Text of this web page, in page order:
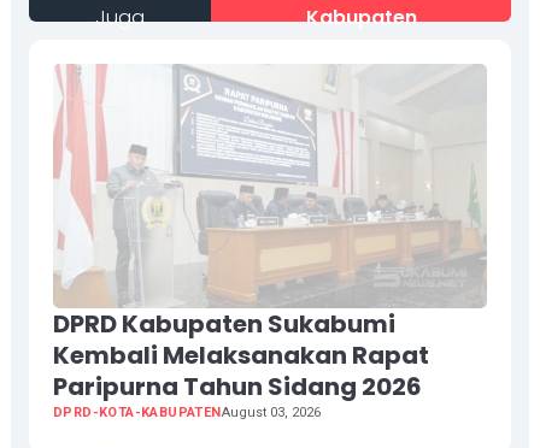
Juga
Kabupaten
DPRD Kabupaten Sukabumi
Kembali Melaksanakan Rapat
Paripurna Tahun Sidang 2026
DPRD-KOTA-KABUPATENAugust 03, 2026